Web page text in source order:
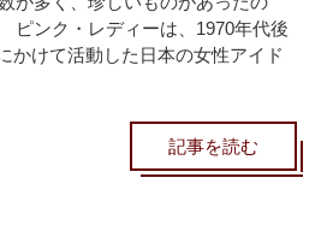
ピンク・レディーは、1970年代後
かけて活動した日本の女性アイド
記事を読む